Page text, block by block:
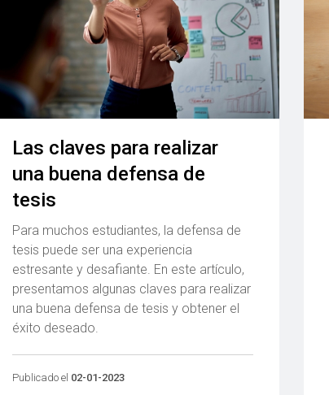
Las claves para realizar
una buena defensa de
tesis
Para muchos estudiantes, la defensa de
tesis puede ser una experiencia
estresante y desafiante. En este artículo,
presentamos algunas claves para realizar
una buena defensa de tesis y obtener el
éxito deseado.
Publicado el 02-01-2023